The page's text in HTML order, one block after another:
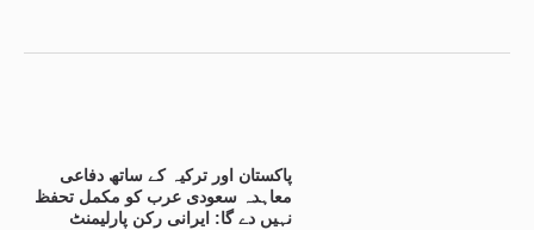
پاکستان اور ترکیہ کے ساتھ دفاعی
معاہدہ سعودی عرب کو مکمل تحفظ
نہیں دے گا: ایرانی رکن پارلیمنٹ